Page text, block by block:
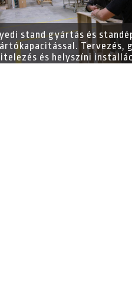
stand gyártás és
Tervezés,
és helyszíni